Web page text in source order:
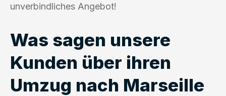
unverbindliches Angebot!
Was sagen unsere
Kunden über ihren
Umzug nach Marseille